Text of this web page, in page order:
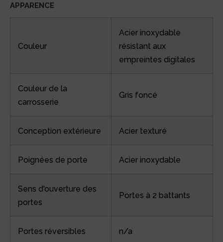
APPARENCE
Couleur
Acier inoxydable
résistant aux
empreintes digitales
Couleur de la
carrosserie
Gris foncé
Conception extérieure Acier texturé
Poignées de porte Acier inoxydable
Sens d'ouverture des
portes
Portes à 2 battants
Portes réversibles n/a